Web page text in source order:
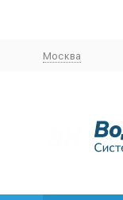
Москва